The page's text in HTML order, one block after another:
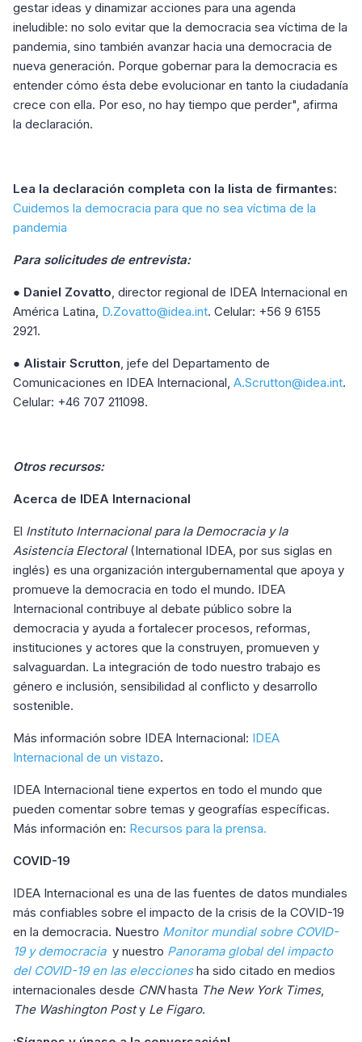
gestar ideas y dinamizar acciones para una agenda
ineludible: no solo evitar que la democracia sea víctima de la
pandemia, sino también avanzar hacia una democracia de
nueva generación. Porque gobernar para la democracia es
entender cómo ésta debe evolucionar en tanto la ciudadanía
crece con ella. Por eso, no hay tiempo que perder", afirma
la declaración.
Lea la declaración completa con la lista de firmantes:
Cuidemos la democracia para que no sea víctima de la
pandemia
Para solicitudes de entrevista:
● Daniel Zovatto, director regional de IDEA Internacional en
América Latina, D.Zovatto@idea.int. Celular: +56 9 6155
2921.
● Alistair Scrutton, jefe del Departamento de
Comunicaciones en IDEA Internacional, A.Scrutton@idea.int.
Celular: +46 707 211098.
Otros recursos:
Acerca de IDEA Internacional
El Instituto Internacional para la Democracia y la
Asistencia Electoral(International IDEA, por sus siglas en
inglés) es una organización intergubernamental que apoya y
promueve la democracia en todo el mundo. IDEA
Internacional contribuye al debate público sobre la
democracia y ayuda a fortalecer procesos, reformas,
instituciones y actores que la construyen, promueven y
salvaguardan. La integración de todo nuestro trabajo es
género e inclusión, sensibilidad al conflicto y desarrollo
sostenible.
Más información sobre IDEA Internacional: IDEA
Internacional de un vistazo.
IDEA Internacional tiene expertos en todo el mundo que
pueden comentar sobre temas y geografías específicas.
Más información en: Recursos para la prensa.
COVID-19
IDEA Internacional es una de las fuentes de datos mundiales
más confiables sobre el impacto de la crisis de la COVID-19
en la democracia. Nuestro Monitor mundial sobre COVID-
19 y democraciay nuestro Panorama global del impacto
del COVID-19 en las eleccionesha sido citado en medios
internacionales desde CNNhasta The New York Times,
The Washington Posty Le Figaro.